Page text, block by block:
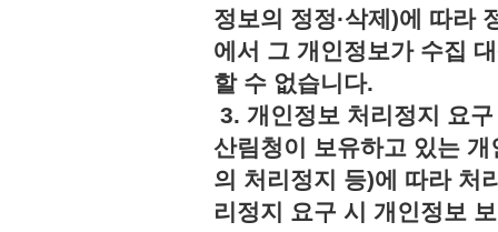
정보의 정정·삭제)에 따라
에서 그 개인정보가 수집
할 수 없습니다.
3. 개인정보 처리정지 요구
산림청이 보유하고 있는
의 처리정지 등)에 따라 처
리정지 요구 시 개인정보